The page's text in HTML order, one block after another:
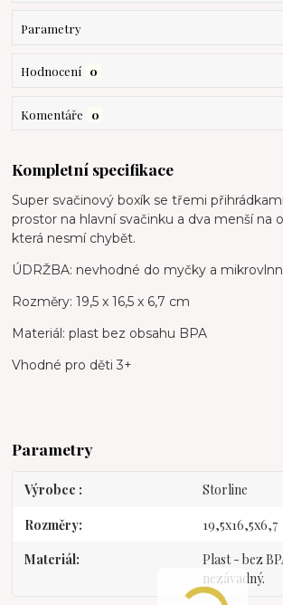
Parametry
Hodnocení 0
Komentáře 0
Kompletní specifikace
Super svačinový boxík se třemi
prostor na hlavní svačinku a dva menší na
která nesmí chybět.
ÚDRŽBA: nevhodné do myčky a
Rozměry: 19,5 x 16,5 x 6,7 cm
Materiál: plast bez obsahu BPA
Vhodné pro děti 3+
Parametry
Výrobce Storline
Rozměry 19,5x16,5x6,7
Materiál
Plast - bez
nezávadný.